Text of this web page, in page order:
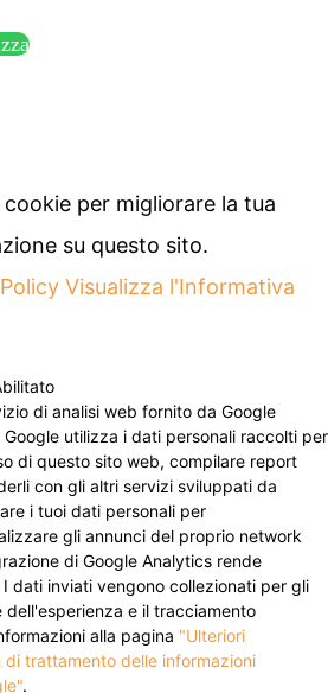
per migliorare la tua
su questo sito.
Visualizza l'Informativa
di analisi web fornito da Google
Google utilizza i dati personali raccolti per
di questo sito web, compilare report
con gli altri servizi sviluppati da
i tuoi dati personali per
gli annunci del proprio network
di Google Analytics rende
dati inviati vengono collezionati per gli
e il tracciamento
alla pagina "Ulteriori
di trattamento delle informazioni
.